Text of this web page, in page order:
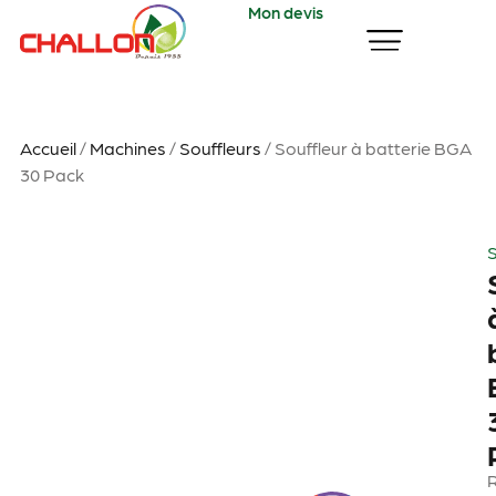
Mon devis
Accueil/ Machines / Souffleurs / Souffleur à batterie BGA
30 Pack